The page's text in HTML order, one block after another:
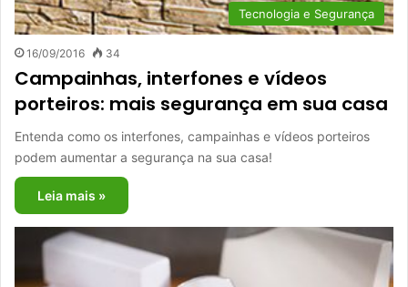
Tecnologia e Segurança
16/09/2016 34
Campainhas, interfones e vídeos
porteiros: mais segurança em sua casa
Entenda como os interfones, campainhas e vídeos porteiros
podem aumentar a segurança na sua casa!
Leia mais »